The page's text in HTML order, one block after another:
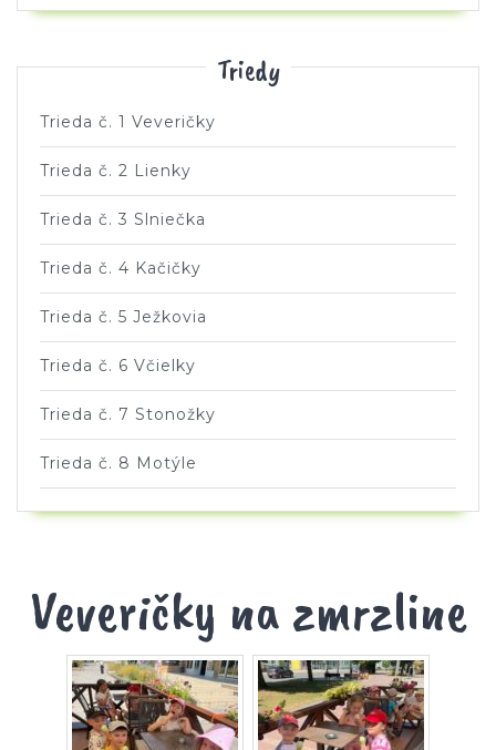
Triedy
Trieda č. 1 Veveričky
Trieda č. 2 Lienky
Trieda č. 3 Slniečka
Trieda č. 4 Kačičky
Trieda č. 5 Ježkovia
Trieda č. 6 Včielky
Trieda č. 7 Stonožky
Trieda č. 8 Motýle
Veveričky na zmrzline